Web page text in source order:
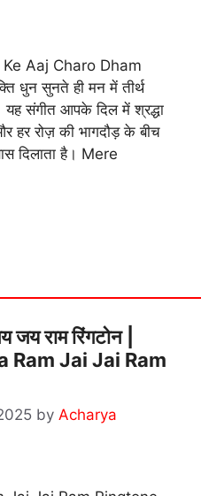
Aaj Charo Dham
धुन सुनते ही मन में तीर्थ
यह संगीत आपके दिल में श्रद्धा
रोज़ की भागदौड़ के बीच
दिलाता है। Mere
जय राम रिंगटोन |
Ram Jai Jai Ram
by Acharya